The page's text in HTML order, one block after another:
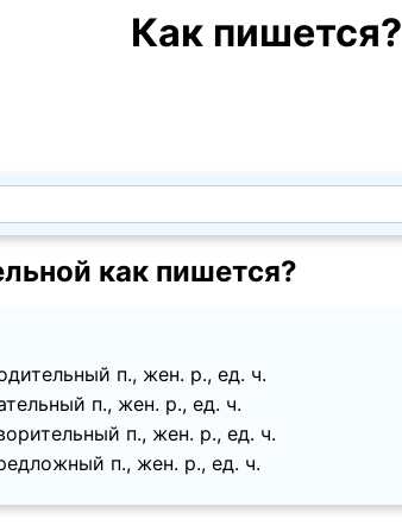
Как пишется?
как пишется?
п., жен. p., ед. ч.
п., жен. p., ед. ч.
п., жен. p., ед. ч.
п., жен. p., ед. ч.